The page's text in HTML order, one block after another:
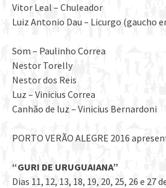
Vitor Leal – Chuleador
Luiz Antonio Dau – Licurgo (gaucho
Som – Paulinho Correa
Nestor Torelly
Nestor dos Reis
Luz – Vinicius Correa
Canhão de luz – Vinicius Bernardoni
PORTO VERÃO ALEGRE 2016
“GURI DE URUGUAIANA”
Dias 11, 12, 13, 18, 19, 20, 25, 26 e 27